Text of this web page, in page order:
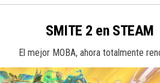
SMITE 2 en STEAM
El mejor MOBA, ahora totalmente